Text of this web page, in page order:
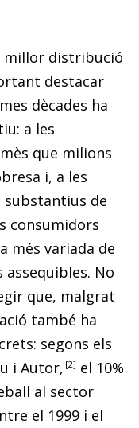
millor distribució
destacar
dècades ha
a les
que milions
i, a les
substantius de
consumidors
més variada de
assequibles. No
que, malgrat
també ha
segons els
i Autor, 2
el 10%
al sector
el 1999 i el